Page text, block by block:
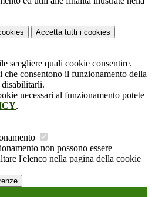
Accetta tutti i cookies
scegliere quali cookie consentire.
che consentono il funzionamento della
disabilitarli.
necessari al funzionamento potete
.
non possono essere
l'elenco nella pagina della cookie